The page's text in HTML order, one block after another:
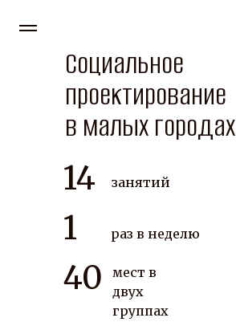
Социальное
проектирование
в малых городах
занятий
14
раз в неделю
1
40
мест в
двух
группах